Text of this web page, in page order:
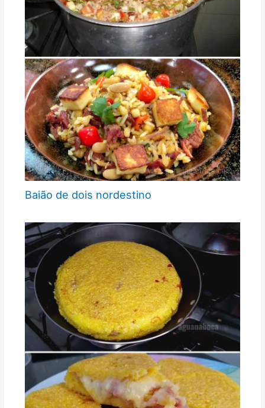
Baião de dois nordestino